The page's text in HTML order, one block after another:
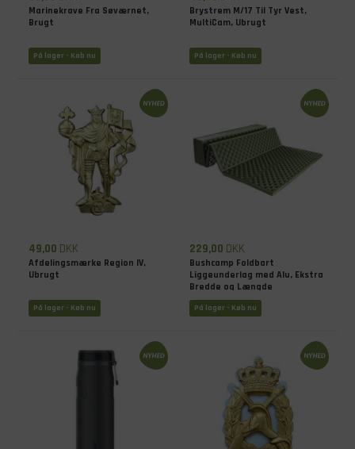
Marinekrave Fra Søværnet,
Brugt
På lager - Køb nu
Brystrem M/17 Til Tyr Vest,
MultiCam, Ubrugt
På lager - Køb nu
49,00 DKK
Afdelingsmærke Region IV,
Ubrugt
På lager - Køb nu
229,00 DKK
Bushcamp Foldbart
Liggeunderlag med Alu, Ekstra
Bredde og Længde
På lager - Køb nu